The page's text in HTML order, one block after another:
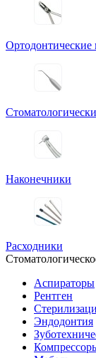
Ортодонтические
Наконечники
Расходники
Аспираторы
Рентген
Эндодонтия